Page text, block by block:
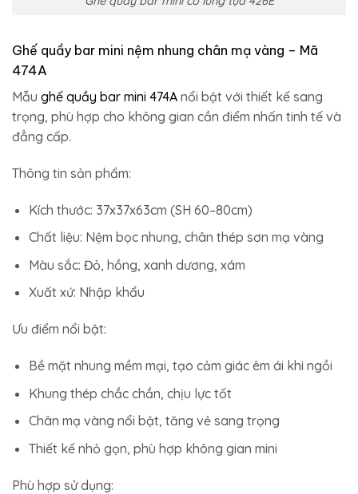
Ghế quầy bar mini nệm nhung chân mạ vàng – Mã
474A
Mẫu ghế quầy bar mini 474A nổi bật với thiết kế sang
trọng, phù hợp cho không gian cần điểm nhấn tinh tế và
đẳng cấp.
Thông tin sản phẩm:
Kích thước: 37x37x63cm (SH 60–80cm)
Chất liệu: Nệm bọc nhung, chân thép sơn mạ vàng
Màu sắc: Đỏ, hồng, xanh dương, xám
Xuất xứ: Nhập khẩu
Ưu điểm nổi bật:
Bề mặt nhung mềm mại, tạo cảm giác êm ái khi ngồi
Khung thép chắc chắn, chịu lực tốt
Chân mạ vàng nổi bật, tăng vẻ sang trọng
Thiết kế nhỏ gọn, phù hợp không gian mini
Phù hợp sử dụng: